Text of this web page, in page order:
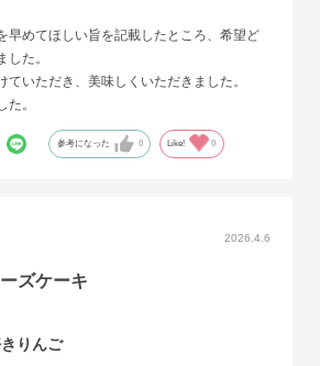
早めてほしい旨を記載したところ、希望ど
した。
ていただき、美味しくいただきました。
た。
参考になった 0 Like! 0
2026.4.6
ズケーキ
りんご